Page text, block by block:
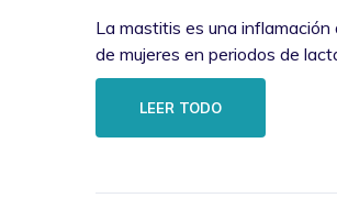
La mastitis es una
de mujeres en periodos de
LEER TODO